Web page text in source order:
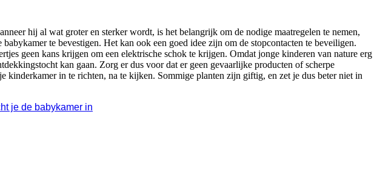
hij al wat groter en sterker wordt, is het belangrijk om de nodige maatregelen te nemen,
te bevestigen. Het kan ook een goed idee zijn om de stopcontacten te beveiligen.
geen kans krijgen om een elektrische schok te krijgen. Omdat jonge kinderen van nature erg
kan gaan. Zorg er dus voor dat er geen gevaarlijke producten of scherpe
in te richten, na te kijken. Sommige planten zijn giftig, en zet je dus beter niet in
je de babykamer in